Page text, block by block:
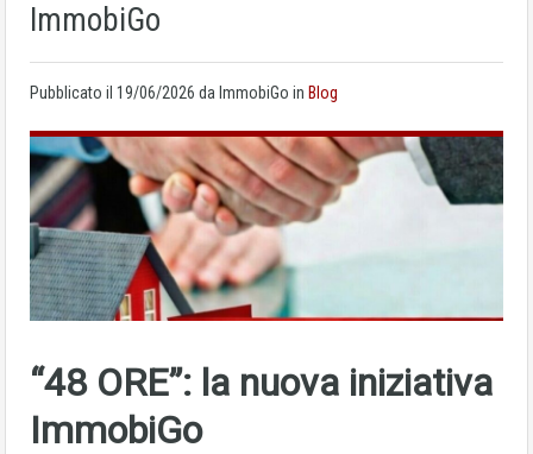
ImmobiGo
Pubblicato il 19/06/2026 da ImmobiGo in Blog
“48 ORE”: la nuova iniziativa
ImmobiGo